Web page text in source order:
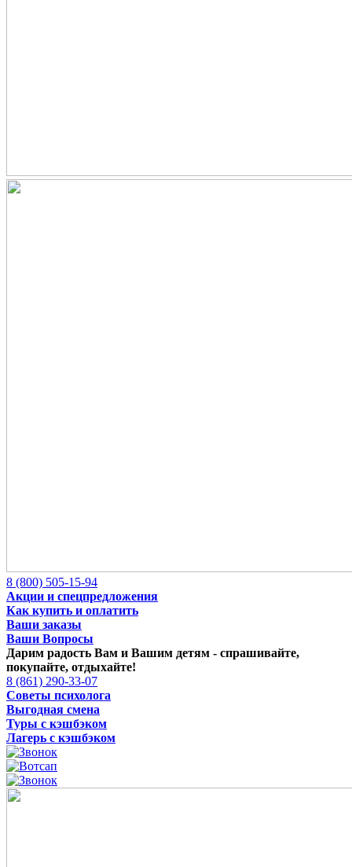
8 (800) 505-15-94
Акции и спецпредложения
Как купить и оплатить
Ваши заказы
Ваши Вопросы
Дарим радость Вам и Вашим детям - спрашивайте,
покупайте, отдыхайте!
8 (861) 290-33-07
Советы психолога
Выгодная смена
Туры с кэшбэком
Лагерь с кэшбэком